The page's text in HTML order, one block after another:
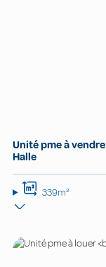
Unité pme à vendre
Halle
339m²